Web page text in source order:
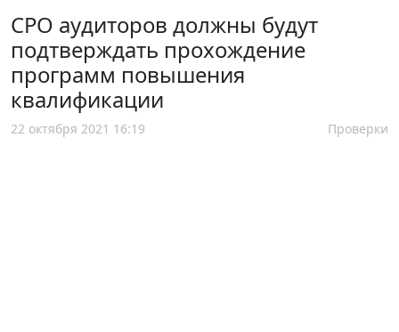
СРО аудиторов должны будут
подтверждать прохождение
программ повышения
квалификации
22 октября 2021 16:19 Проверки